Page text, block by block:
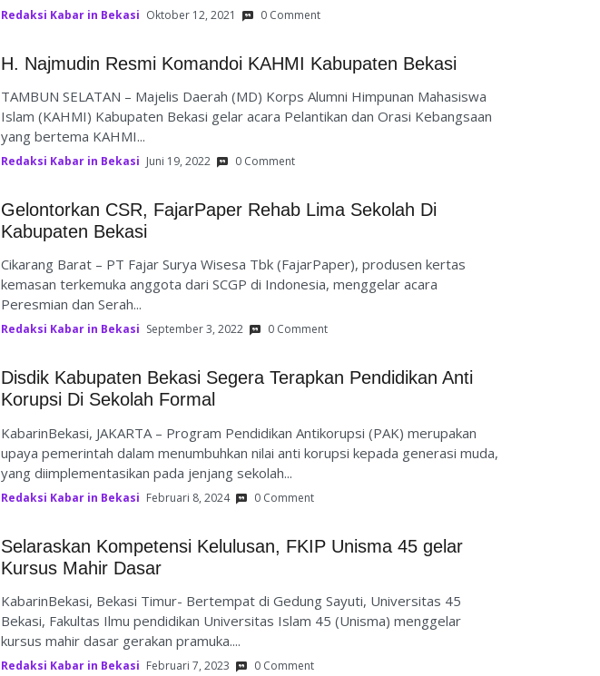
Redaksi Kabar in Bekasi Oktober 12, 2021 0 Comment
H. Najmudin Resmi Komandoi KAHMI Kabupaten Bekasi
TAMBUN SELATAN – Majelis Daerah (MD) Korps Alumni Himpunan Mahasiswa
Islam (KAHMI) Kabupaten Bekasi gelar acara Pelantikan dan Orasi Kebangsaan
yang bertema KAHMI...
Redaksi Kabar in Bekasi Juni 19, 2022 0 Comment
Gelontorkan CSR, FajarPaper Rehab Lima Sekolah Di
Kabupaten Bekasi
Cikarang Barat – PT Fajar Surya Wisesa Tbk (FajarPaper), produsen kertas
kemasan terkemuka anggota dari SCGP di Indonesia, menggelar acara
Peresmian dan Serah...
Redaksi Kabar in Bekasi September 3, 2022 0 Comment
Disdik Kabupaten Bekasi Segera Terapkan Pendidikan Anti
Korupsi Di Sekolah Formal
KabarinBekasi, JAKARTA – Program Pendidikan Antikorupsi (PAK) merupakan
upaya pemerintah dalam menumbuhkan nilai anti korupsi kepada generasi muda,
yang diimplementasikan pada jenjang sekolah...
Redaksi Kabar in Bekasi Februari 8, 2024 0 Comment
Selaraskan Kompetensi Kelulusan, FKIP Unisma 45 gelar
Kursus Mahir Dasar
KabarinBekasi, Bekasi Timur- Bertempat di Gedung Sayuti, Universitas 45
Bekasi, Fakultas Ilmu pendidikan Universitas Islam 45 (Unisma) menggelar
kursus mahir dasar gerakan pramuka....
Redaksi Kabar in Bekasi Februari 7, 2023 0 Comment